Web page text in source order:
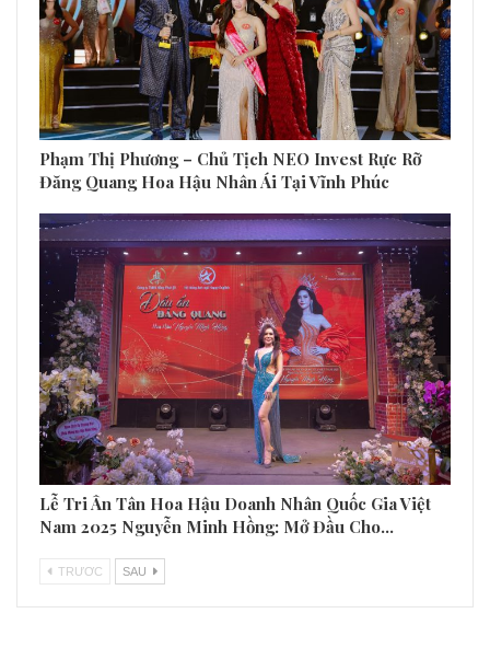
Phạm Thị Phương – Chủ Tịch NEO Invest Rực Rỡ
Đăng Quang Hoa Hậu Nhân Ái Tại Vĩnh Phúc
Lễ Tri Ân Tân Hoa Hậu Doanh Nhân Quốc Gia Việt
Nam 2025 Nguyễn Minh Hồng: Mở Đầu Cho…
TRƯƠC SAU